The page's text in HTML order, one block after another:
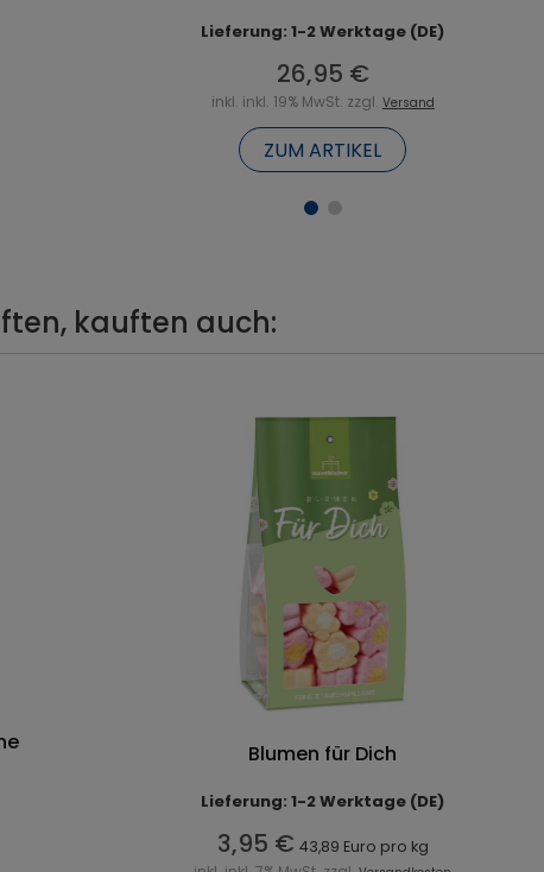
Lieferung: 1-2 Werktage (DE)
26,95 €
inkl. inkl. 19% MwSt. zzgl. Versand
ZUM ARTIKEL
kauften auch:
Blumen für Dich
Lieferung: 1-2 Werktage (DE)
3,95 € 43,89 Euro pro kg